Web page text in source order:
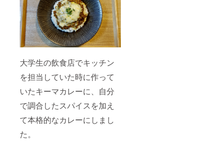
大学生の飲食店でキッチン
を担当していた時に作って
いたキーマカレーに、自分
で調合したスパイスを加え
て本格的なカレーにしまし
た。